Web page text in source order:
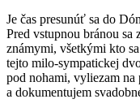
Je čas presunúť sa do
Pred vstupnou bránou
známymi, všetkými kto
tejto milo-sympatickej
pod nohami, vyliezam na
a dokumentujem